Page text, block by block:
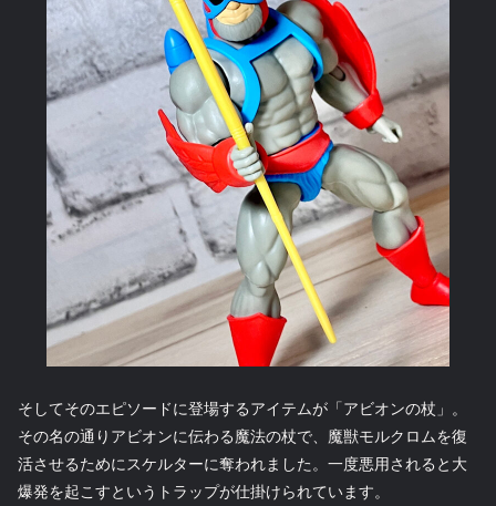
そしてそのエピソードに登場するアイテムが「アビオンの杖」。
その名の通りアビオンに伝わる魔法の杖で、魔獣モルクロムを復
活させるためにスケルターに奪われました。一度悪用されると大
爆発を起こすというトラップが仕掛けられています。